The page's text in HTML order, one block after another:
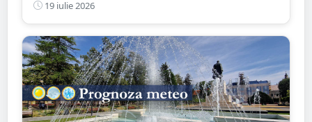
torențiale
19 iulie 2026